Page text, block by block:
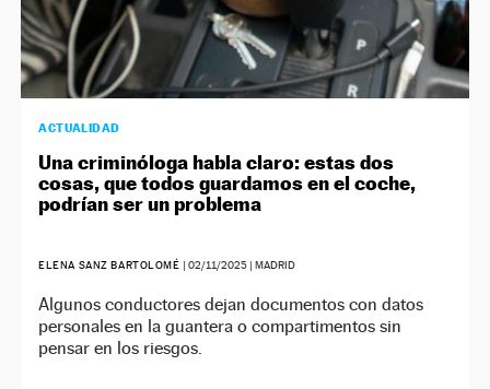
ACTUALIDAD
Una criminóloga habla claro: estas dos
cosas, que todos guardamos en el coche,
podrían ser un problema
ELENA SANZ BARTOLOMÉ | 02/11/2025| MADRID
Algunos conductores dejan documentos con datos
personales en la guantera o compartimentos sin
pensar en los riesgos.